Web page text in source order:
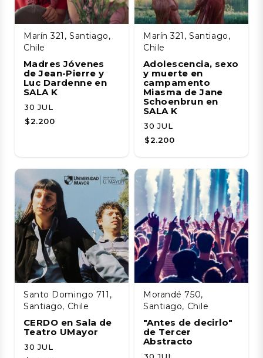
Marín 321, Santiago,
Chile
Madres Jóvenes
de Jean-Pierre y
Luc Dardenne en
SALA K
30 JUL
$2.200
Marín 321, Santiago,
Chile
Adolescencia, sexo
y muerte en
campamento
Miasma de Jane
Schoenbrun en
SALA K
30 JUL
$2.200
Santo Domingo 711,
Santiago, Chile
CERDO en Sala de
Teatro UMayor
30 JUL
Morandé 750,
Santiago, Chile
"Antes de decirlo"
de Tercer
Abstracto
30 JUL